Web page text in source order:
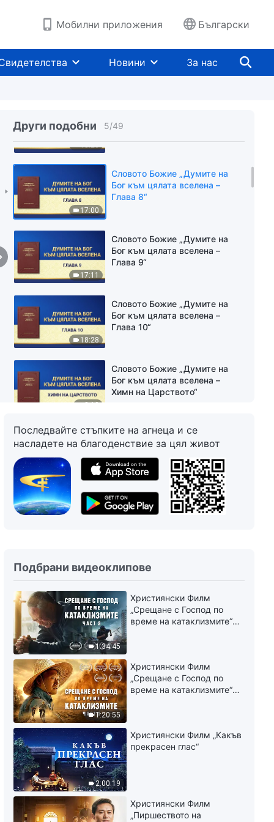
Мобилни приложения Български
Новини За нас
Други подобни 5/49
Глава 5“
15:20
Бог към цялата вселена –
Глава 6“
17:00
Словото Божие „Думите на
Бог към цялата вселена –
Глава 8“
17:11
Словото Божие „Думите на
Бог към цялата вселена –
Глава 9“
18:28
Словото Божие „Думите на
Бог към цялата вселена –
Глава 10“
8:10
Словото Божие „Думите на
Бог към цялата вселена –
Химн на Царството“
17:08
Словото Божие „Думите на
Бог към цялата вселена –
Глава 11“
Словото Божие „Думите на
Бог към цялата вселена –
16:21
Словото Божие „Думите на
Бог към цялата вселена –
15:05
Словото Божие „Думите на
Бог към цялата вселена –
Глава 14“
20:16
Словото Божие „Думите на
Бог към цялата вселена –
Глава 15“
15:16
Словото Божие „Думите на
Бог към цялата вселена –
Глава 16“
Последвайте стъпките на агнеца и се
насладете на благоденствие за цял живот
Подбрани видеоклипове
1:34:45
Християнски Филм
„Срещане с Господ по
време на катаклизмите“
1:20:55
Християнски Филм
„Срещане с Господ по
време на катаклизмите“
2:00:19
Християнски Филм „Какъв
прекрасен глас“
Християнски Филм
„Пиршеството на